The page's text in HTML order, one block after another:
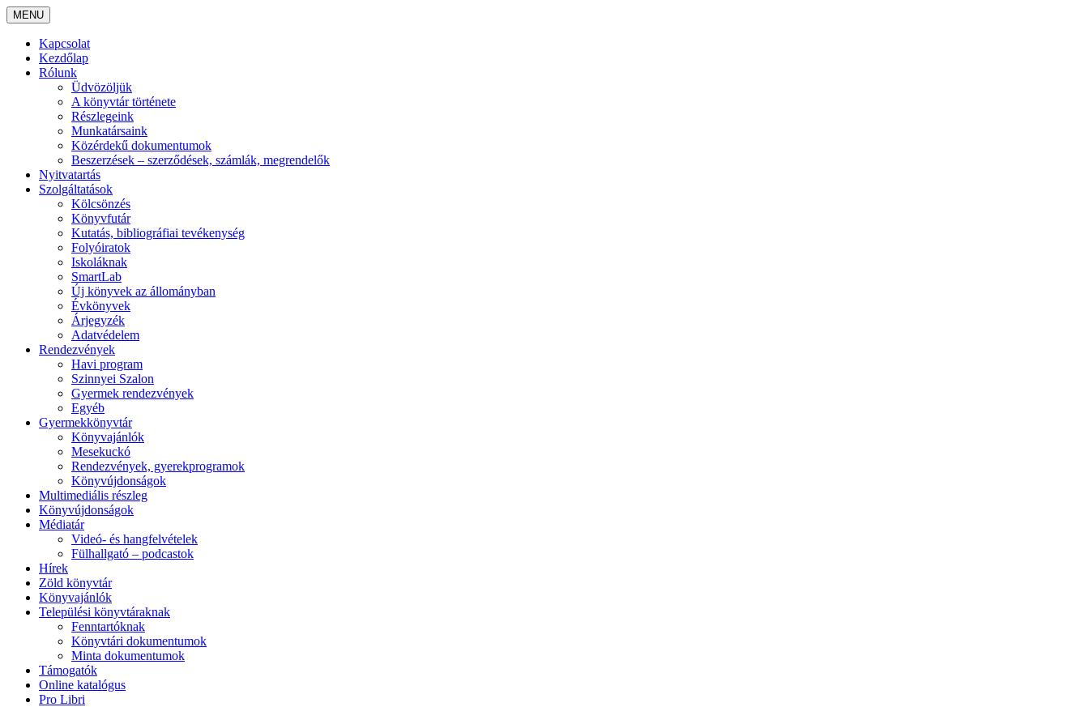
MENU
Kapcsolat
Kezdőlap
Rólunk
Üdvözöljük
A könyvtár története
Részlegeink
Munkatársaink
Közérdekű dokumentumok
Beszerzések – szerződések, számlák, megrendelők
Nyitvatartás
Szolgáltatások
Kölcsönzés
Könyvfutár
Kutatás, bibliográfiai tevékenység
Folyóiratok
Iskoláknak
SmartLab
Új könyvek az állományban
Évkönyvek
Árjegyzék
Adatvédelem
Rendezvények
Havi program
Szinnyei Szalon
Gyermek rendezvények
Egyéb
Gyermekkönyvtár
Könyvajánlók
Mesekuckó
Rendezvények, gyerekprogramok
Könyvújdonságok
Multimediális részleg
Könyvújdonságok
Médiatár
Videó- és hangfelvételek
Fülhallgató – podcastok
Hírek
Zöld könyvtár
Könyvajánlók
Települési könyvtáraknak
Fenntartóknak
Könyvtári dokumentumok
Minta dokumentumok
Támogatók
Online katalógus
Pro Libri